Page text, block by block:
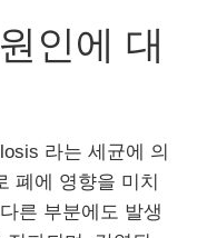
인에 대
라는 세균에 의
폐에 영향을 미치
른 부분에도 발생